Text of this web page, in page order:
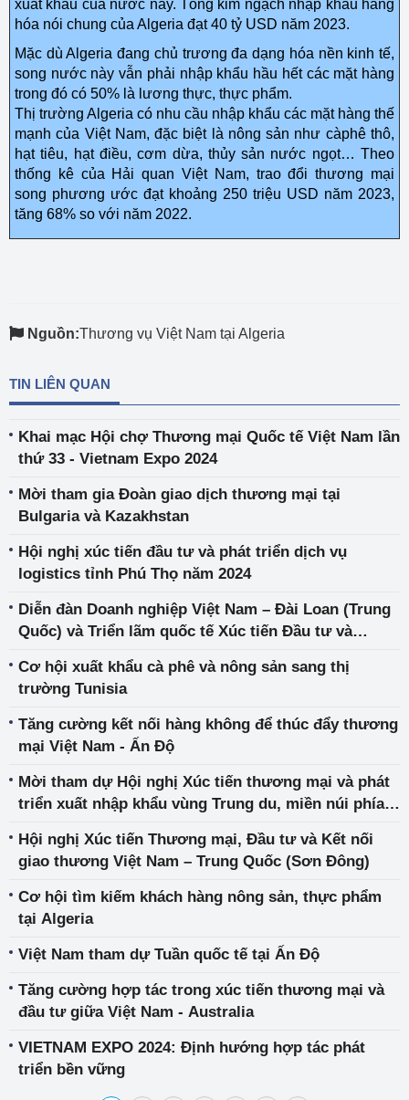
xuất khẩu của nước này. Tổng kim ngạch nhập khẩu hàng
hóa nói chung của Algeria đạt 40 tỷ USD năm 2023.
Mặc dù Algeria đang chủ trương đa dạng hóa nền kinh tế,
song nước này vẫn phải nhập khẩu hầu hết các mặt hàng
trong đó có 50% là lương thực, thực phẩm.
Thị trường Algeria có nhu cầu nhập khẩu các mặt hàng thế
mạnh của Việt Nam, đặc biệt là nông sản như càphê thô,
hạt tiêu, hạt điều, cơm dừa, thủy sản nước ngọt… Theo
thống kê của Hải quan Việt Nam, trao đổi thương mại
song phương ước đạt khoảng 250 triệu USD năm 2023,
tăng 68% so với năm 2022.
Nguồn:Thương vụ Việt Nam tại Algeria
TIN LIÊN QUAN
Khai mạc Hội chợ Thương mại Quốc tế Việt Nam lần
thứ 33 - Vietnam Expo 2024
Mời tham gia Đoàn giao dịch thương mại tại
Bulgaria và Kazakhstan
Hội nghị xúc tiến đầu tư và phát triển dịch vụ
logistics tỉnh Phú Thọ năm 2024
Diễn đàn Doanh nghiệp Việt Nam – Đài Loan (Trung
Quốc) và Triển lãm quốc tế Xúc tiến Đầu tư và
Cơ hội xuất khẩu cà phê và nông sản sang thị
trường Tunisia
Tăng cường kết nối hàng không để thúc đẩy thương
mại Việt Nam - Ấn Độ
Mời tham dự Hội nghị Xúc tiến thương mại và phát
triển xuất nhập khẩu vùng Trung du, miền núi phía
Hội nghị Xúc tiến Thương mại, Đầu tư và Kết nối
giao thương Việt Nam – Trung Quốc (Sơn Đông)
Cơ hội tìm kiếm khách hàng nông sản, thực phẩm
tại Algeria
Việt Nam tham dự Tuần quốc tế tại Ấn Độ
Tăng cường hợp tác trong xúc tiến thương mại và
đầu tư giữa Việt Nam - Australia
VIETNAM EXPO 2024: Định hướng hợp tác phát
triển bền vững